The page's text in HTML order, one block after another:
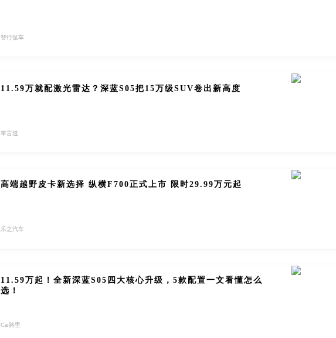
智行侃车
11.59万就配激光雷达？深蓝S05把15万级SUV卷出新高度
車言道
高端越野皮卡新选择 纵横F700正式上市 限时29.99万元起
乐之汽车
11.59万起！全新深蓝S05四大核心升级，5款配置一文看懂怎么
选！
Car路里